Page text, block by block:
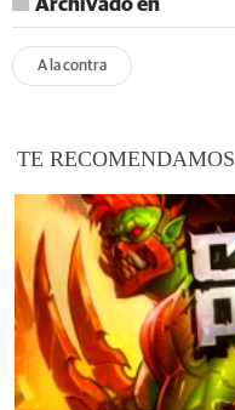
Archivado en
A la contra
TE RECOMENDAMOS